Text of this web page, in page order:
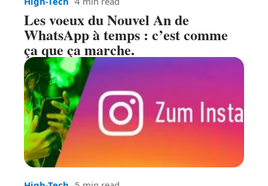
Les voeux du Nouvel An de
WhatsApp à temps : c’est comme
ça que ça marche.